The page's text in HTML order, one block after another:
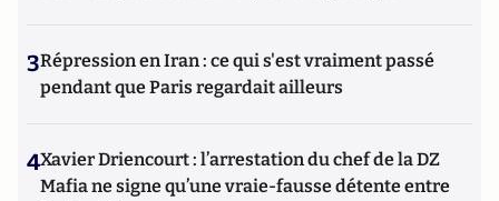
3Répression en Iran : ce qui s'est vraiment passé
pendant que Paris regardait ailleurs
4Xavier Driencourt : l’arrestation du chef de la DZ
Mafia ne signe qu’une vraie-fausse détente entre